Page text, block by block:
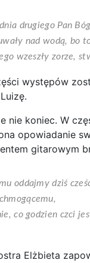
drugiego Pan
nad wodą, bo
wzeszły zorze,
występów
nie koniec. W
opowiadanie
gitarowym
oddajmy dziś
co godzien czci
Elżbieta